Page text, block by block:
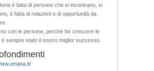
è fatta di persone che si incontrano, si
è fatta di relazioni e di opportunità da
con le persone, perché far crescere le
sempre stato il nostro miglior successo.